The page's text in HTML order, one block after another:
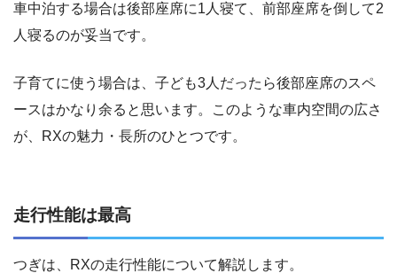
車中泊する場合は後部座席に1人寝て、前部座席を倒して2
人寝るのが妥当です。
子育てに使う場合は、子ども3人だったら後部座席のスペ
ースはかなり余ると思います。このような車内空間の広さ
が、RXの魅力・長所のひとつです。
走行性能は最高
つぎは、RXの走行性能について解説します。